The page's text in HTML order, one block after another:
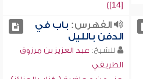
[14])
الفهرس: باب في
الدفن بالليل
للشيخ: عبد العزيز بن مرزوق
الطريفي